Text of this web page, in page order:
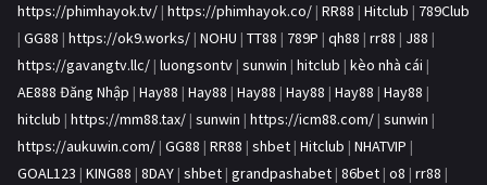
https://phimhayok.tv/ | https://phimhayok.co/ | RR88 | Hitclub | 789Club
| GG88 | https://ok9.works/ | NOHU | TT88 | 789P | qh88 | rr88 | J88 |
https://gavangtv.llc/ | luongsontv | sunwin | hitclub | kèo nhà cái |
AE888 Đăng Nhập | Hay88 | Hay88 | Hay88 | Hay88 | Hay88 | Hay88 |
hitclub | https://mm88.tax/ | sunwin | https://icm88.com/ | sunwin |
https://aukuwin.com/ | GG88 | RR88 | shbet | Hitclub | NHATVIP |
GOAL123 | KING88 | 8DAY | shbet | grandpashabet | 86bet | o8 | rr88 |